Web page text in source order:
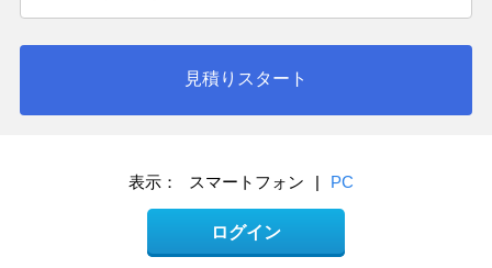
見積りスタート
表示： スマートフォン | PC
ログイン